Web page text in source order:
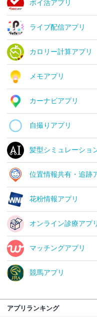
ポイ活アプリ
ライブ配信アプリ
カロリー計算アプリ
メモアプリ
カーナビアプリ
自撮りアプリ
髪型シミュレーショ
位置情報共有・追跡
花粉情報アプリ
オンライン診療アプ
マッチングアプリ
競馬アプリ
アプリランキング